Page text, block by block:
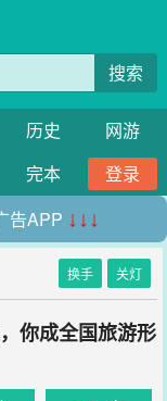
搜索
历史
网游
完本
登录
告APP ↓↓↓
换手 关灯
你成全国旅游形